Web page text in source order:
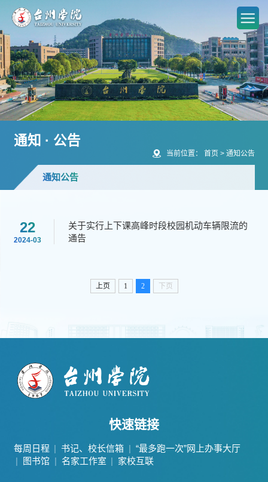
通知 · 公告
当前位置： 首页> 通知公告
通知公告
22
2024-03
关于实行上下课高峰时段校园机动车辆限流的
通告
上页 1 2 下页
快速链接
每周日程 书记、校长信箱
“最多跑一次”网上办事大厅
图书馆
名家工作室 家校互联